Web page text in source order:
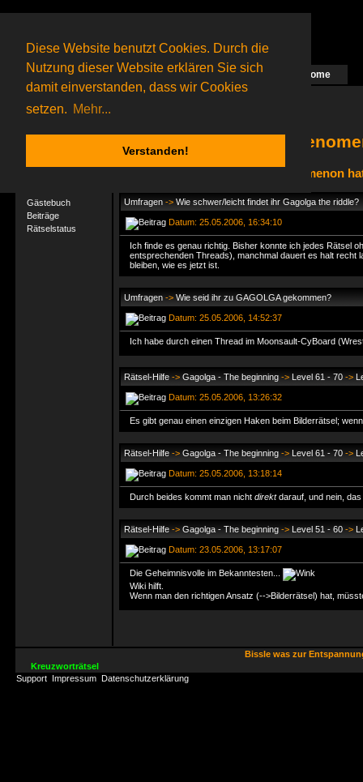
Diese Website benutzt Cookies. Durch die
Nutzung dieser Website erklären Sie sich
damit einverstanden, dass wir Cookies
setzen. Mehr...
Verstanden!
Das nächste Rätsel ist in Arbeit Home
81 Gagolganeronline(0 registrierte und 81 Gäste)
Gagolganer:
9732Rätsel online:
Gästebuch
Beiträge
Rätselstatus
venomenon
Umfragen -> Wie schwer/leicht findet ihr Gagolga the riddle?
Datum: 25.05.2006, 16:34:10
Ich finde es genau richtig. Bisher konnte ich jedes Rätsel
entsprechenden Threads), manchmal dauert es halt recht
bleiben, wie es jetzt ist.
Umfragen -> Wie seid ihr zu GAGOLGA gekommen?
Datum: 25.05.2006, 14:52:37
Ich habe durch einen Thread im Moonsault-CyBoard
Rätsel-Hilfe -> Gagolga - The beginning -> Level 61 - 70 ->
Datum: 25.05.2006, 13:26:32
Es gibt genau einen einzigen Haken beim Bilderrätsel;
Rätsel-Hilfe -> Gagolga - The beginning -> Level 61 - 70 ->
Datum: 25.05.2006, 13:18:14
Durch beides kommt man nicht direktdarauf, und nein, das
Rätsel-Hilfe -> Gagolga - The beginning -> Level 51 - 60 ->
Datum: 23.05.2006, 13:17:07
Die Geheimnisvolle im Bekanntesten...
Wiki hilft.
Wenn man den richtigen Ansatz (-->Bilderrätsel) hat,
Bissle was zur
Kreuzworträtsel
Support Impressum Datenschutzerklärung